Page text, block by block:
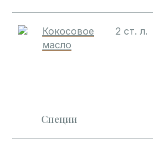
Кокосовое
масло
2 ст. л.
Специи